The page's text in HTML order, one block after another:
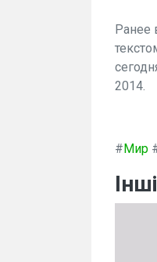
Ранее
2014.
#Мир